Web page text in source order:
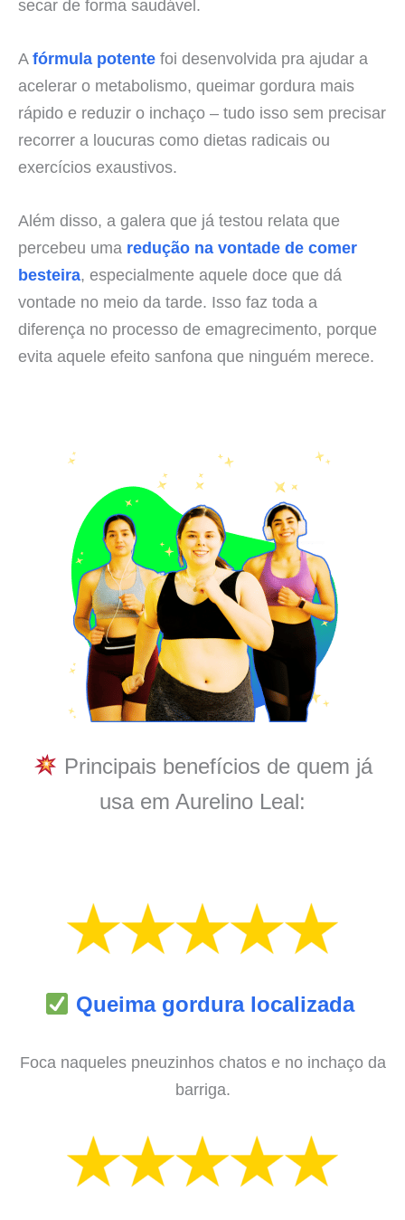
secar de forma saudável.
Afórmula potente foi desenvolvida pra ajudar a
acelerar o metabolismo, queimar gordura mais
rápido e reduzir o inchaço – tudo isso sem precisar
recorrer a loucuras como dietas radicais ou
exercícios exaustivos.
Além disso, a galera que já testou relata que
percebeu uma redução na vontade de comer
besteira, especialmente aquele doce que dá
vontade no meio da tarde. Isso faz toda a
diferença no processo de emagrecimento, porque
evita aquele efeito sanfona que ninguém merece.
Principais benefícios de quem já
usa em Aurelino Leal:
Queima gordura localizada
Foca naqueles pneuzinhos chatos e no inchaço da
barriga.